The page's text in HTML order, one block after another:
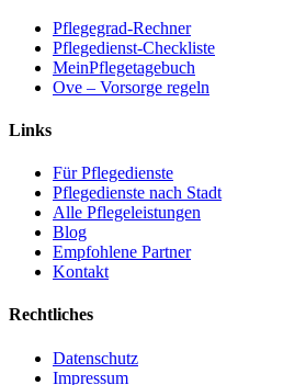
Pflegegrad-Rechner
Pflegedienst-Checkliste
MeinPflegetagebuch
Ove – Vorsorge regeln
Links
Für Pflegedienste
Pflegedienste nach Stadt
Alle Pflegeleistungen
Blog
Empfohlene Partner
Kontakt
Rechtliches
Datenschutz
Impressum